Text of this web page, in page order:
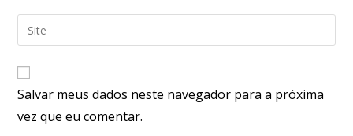
Salvar meus dados neste navegador para a próxima
vez que eu comentar.